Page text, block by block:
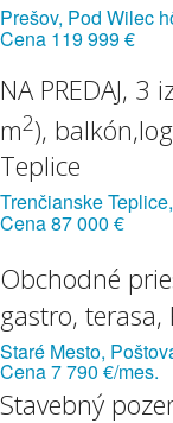
Prešov, Pod Wilec
Cena 119 999 €
NA PREDAJ,
m2),
Teplice
Trenčianske
Cena87 000 €
Obchodné
gastro, terasa,
Staré Mesto,
Cena7 790 €/mes.
Stavebný